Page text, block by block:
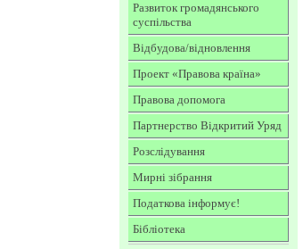
Развиток громадянського
суспільства
Відбудова/відновлення
Проект «Правова країна»
Правова допомога
Партнерство Відкритий Уряд
Розслідування
Мирні зібрання
Податкова інформує!
Бібліотека